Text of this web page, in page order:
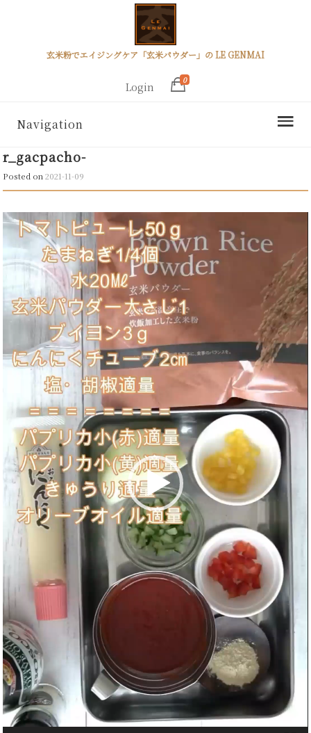
玄米粉でエイジングケア「玄米パウダー」の LE GENMAI
Login
0
Navigation
r_gacpacho-
Posted on2021-11-09
動
画
プ
レ
ー